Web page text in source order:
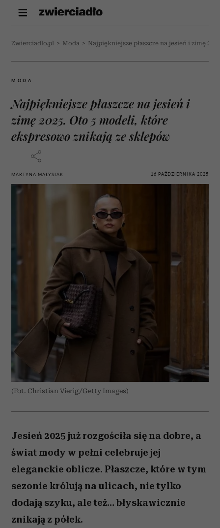
Zwierciadlo.pl > Moda > Najpiękniejsze płaszcze na jesień i zimę
MODA
Najpiękniejsze płaszcze na jesień i
zimę 2025. Oto 5 modeli, które
ekspresowo znikają ze sklepów
MARTYNA MAŁYSIAK 16 PAŹDZIERNIKA 2025
(Fot. Christian Vierig/Getty Images)
Jesień 2025 już rozgościła się na dobre, a
świat mody w pełni celebruje jej
eleganckie oblicze. Płaszcze, które w tym
sezonie królują na ulicach, nie tylko
dodają szyku, ale też… błyskawicznie
znikają z półek.